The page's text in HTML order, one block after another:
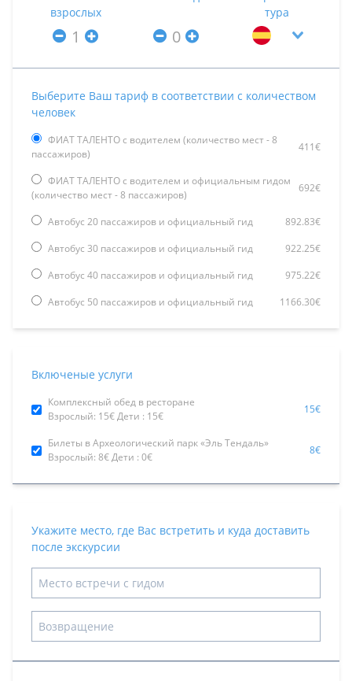
взрослых
тура
Выберите Ваш тариф в соответствии с количеством
человек
ФИАТ ТАЛЕНТО с водителем (количество мест - 8
пассажиров)
411€
ФИАТ ТАЛЕНТО с водителем и официальным гидом
(количество мест - 8 пассажиров)
692€
Автобус 20 пассажиров и официальный гид
892.83€
Автобус 30 пассажиров и официальный гид
922.25€
Автобус 40 пассажиров и официальный гид
975.22€
Автобус 50 пассажиров и официальный гид
1166.30€
Включеные услуги
Комплексный обед в ресторане
Взрослый: 15€ Дети : 15€
15€
Билеты в Археологический парк «Эль Тендаль»
Взрослый: 8€ Дети : 0€
8€
Укажите место, где Вас встретить и куда доставить
после экскурсии